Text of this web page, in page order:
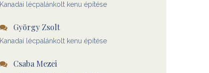
Kanadai lécpalánkolt kenu építése
György Zsolt
Kanadai lécpalánkolt kenu építése
Csaba Mezei